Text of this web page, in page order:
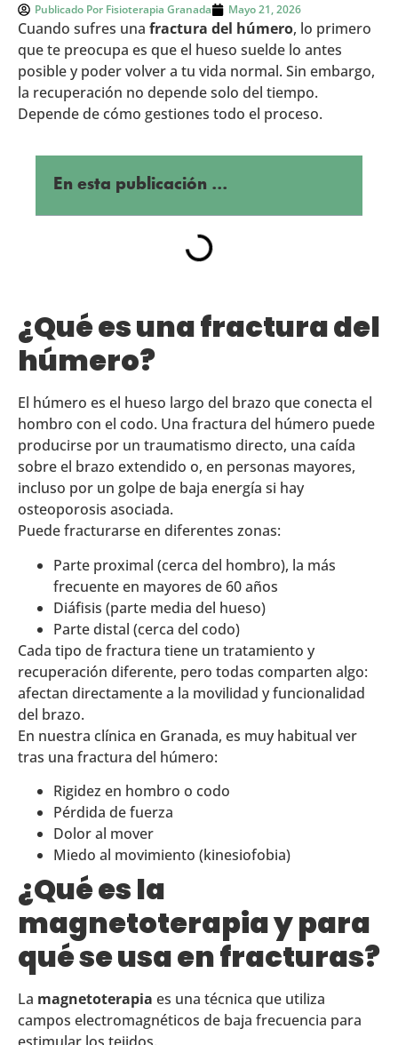
Publicado Por Fisioterapia Granada Mayo 21, 2026
Cuando sufres una fractura del húmero, lo primero
que te preocupa es que el hueso suelde lo antes
posible y poder volver a tu vida normal. Sin embargo,
la recuperación no depende solo del tiempo.
Depende de cómo gestiones todo el proceso.
En esta publicación ...
¿Qué es una fractura del
húmero?
El húmero es el hueso largo del brazo que conecta el
hombro con el codo. Una fractura del húmero puede
producirse por un traumatismo directo, una caída
sobre el brazo extendido o, en personas mayores,
incluso por un golpe de baja energía si hay
osteoporosis asociada.
Puede fracturarse en diferentes zonas:
Parte proximal (cerca del hombro), la más
frecuente en mayores de 60 años
Diáfisis (parte media del hueso)
Parte distal (cerca del codo)
Cada tipo de fractura tiene un tratamiento y
recuperación diferente, pero todas comparten algo:
afectan directamente a la movilidad y funcionalidad
del brazo.
En nuestra clínica en Granada, es muy habitual ver
tras una fractura del húmero:
Rigidez en hombro o codo
Pérdida de fuerza
Dolor al mover
Miedo al movimiento (kinesiofobia)
¿Qué es la
magnetoterapia y para
qué se usa en fracturas?
La magnetoterapia es una técnica que utiliza
campos electromagnéticos de baja frecuencia para